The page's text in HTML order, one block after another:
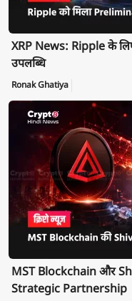
XRP News: Ripple के
उपलब्धि
Ronak Ghatiya
MST Blockchain और
Strategic Partnership